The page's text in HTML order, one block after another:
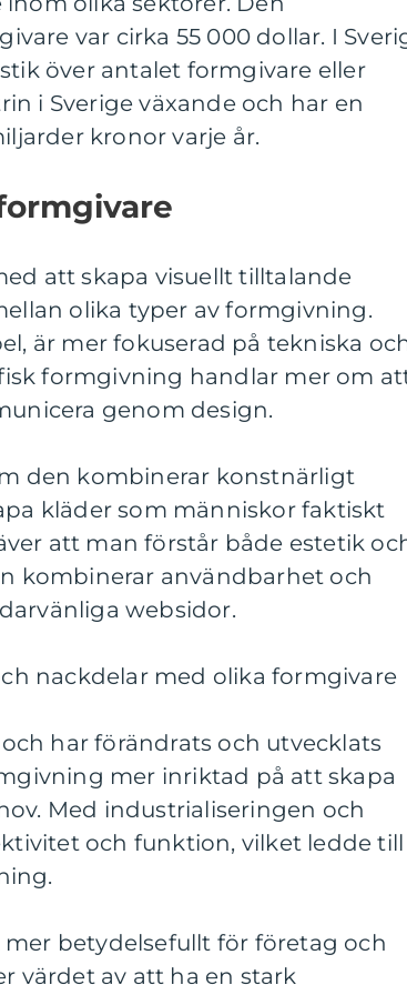
var cirka 55 000 dollar. I
över antalet formgivare eller
i Sverige växande och har en
kronor varje år.
att skapa visuellt tilltalande
olika typer av formgivning.
är mer fokuserad på tekniska
formgivning handlar mer om
genom design.
den kombinerar konstnärligt
kläder som människor faktiskt
att man förstår både estetik
kombinerar användbarhet och
websidor.
nackdelar med olika formgivare
har förändrats och utvecklats
mer inriktad på att skapa
Med industrialiseringen och
och funktion, vilket ledde till
betydelsefullt för företag och
värdet av att ha en stark